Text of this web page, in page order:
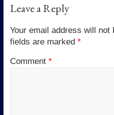
Leave a Reply
Your email address will not
fields are marked *
Comment *